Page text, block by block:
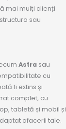
mai mulți clienți
sau
Astra sau
cu
fi extins și
complet, cu
tabletă și mobil și
afacerii tale.